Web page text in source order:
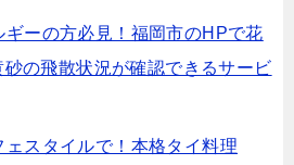
ギーの方必見！福岡市のHPで花
の飛散状況が確認できるサービ
ェスタイルで！本格タイ料理